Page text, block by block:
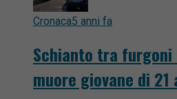
Cronaca5 anni fa
Schianto tra
muore giovane di 21